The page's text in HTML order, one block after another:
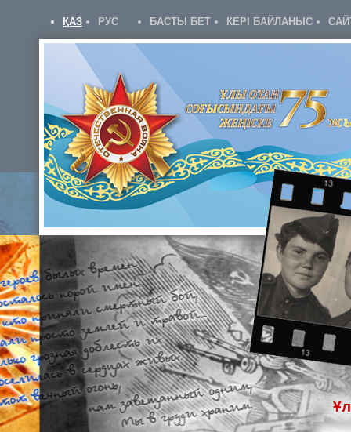
ҚАЗ РУС БАСТЫ БЕТ КЕРІ БАЙЛАНЫС